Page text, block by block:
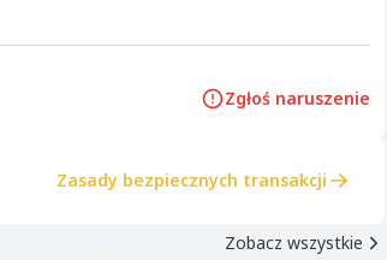
Zgłoś naruszenie
Zasady bezpiecznych transakcji
Zobacz wszystkie